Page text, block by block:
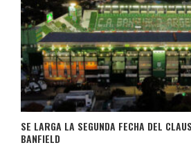
SE LARGA LA SEGUNDA FECHA DEL
BANFIELD